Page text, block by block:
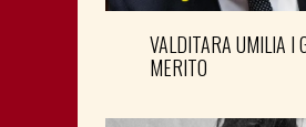
VALDITARA UMILIA I
MERITO